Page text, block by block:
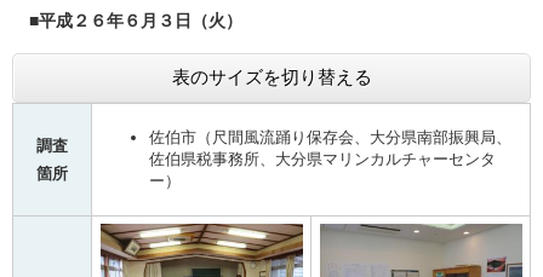
■平成２６年６月３日（火）
表のサイズを切り替える
調査
箇所
佐伯市（尺間風流踊り保存会、大分県南部振興局、
佐伯県税事務所、大分県マリンカルチャーセンタ
ー）